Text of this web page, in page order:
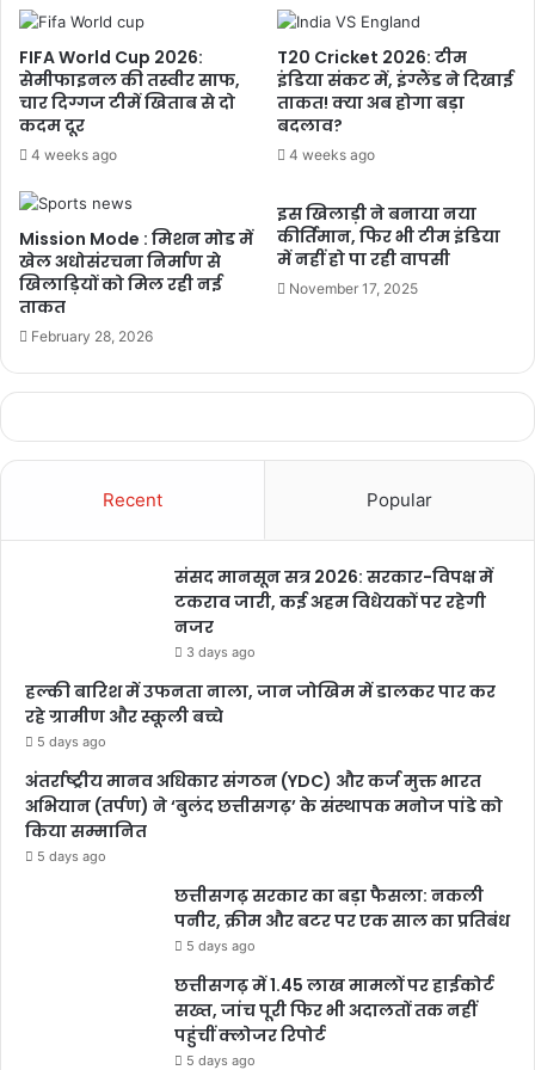
मेक्सिको vs इंग्लैंड
पुर्तगाल vs स्पेन
अमेरिका vs बेल्जियम
7 जुलाई
ऑस्ट्रेलिया/मिस्र के विजेता vs अर्जेंटीना/केप वर्डे के विजेता
स्विट्जरलैंड vs कोलंबिया/घाना के विजेता
सबसे बड़ा मुकाबला: स्पेन vs
राउंड ऑफ-16 का सबसे हाई-वोल्टेज मैच स्पेन और पुर्तगाल के बीच खेला
FIFA World Cup 2026:
सेमीफाइनल की तस्वीर साफ,
चार दिग्गज टीमें खिताब से दो
कदम दूर
4 weeks ago
T20 Cricket 2026: टीम
इंडिया संकट में, इंग्लैंड ने दिखाई
ताकत! क्या अब होगा बड़ा
बदलाव?
4 weeks ago
Mission Mode : मिशन मोड में
खेल अधोसंरचना निर्माण से
खिलाड़ियों को मिल रही नई
ताकत
February 28, 2026
इस खिलाड़ी ने बनाया नया
कीर्तिमान, फिर भी टीम इंडिया
में नहीं हो पा रही वापसी
November 17, 2025
Recent Popular
संसद मानसून सत्र 2026: सरकार-विपक्ष में
टकराव जारी, कई अहम विधेयकों पर रहेगी
नजर
3 days ago
हल्की बारिश में उफनता नाला, जान जोखिम में डालकर पार कर
रहे ग्रामीण और स्कूली बच्चे
5 days ago
अंतर्राष्ट्रीय मानव अधिकार संगठन (YDC) और कर्ज मुक्त भारत
अभियान (तर्पण) ने ‘बुलंद छत्तीसगढ़’ के संस्थापक मनोज पांडे को
किया सम्मानित
5 days ago
छत्तीसगढ़ सरकार का बड़ा फैसला: नकली
पनीर, क्रीम और बटर पर एक साल का प्रतिबंध
5 days ago
छत्तीसगढ़ में 1.45 लाख मामलों पर हाईकोर्ट
सख्त, जांच पूरी फिर भी अदालतों तक नहीं
पहुंचीं क्लोजर रिपोर्ट
5 days ago